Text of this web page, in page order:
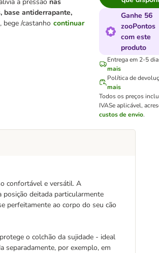
base antiderrapante,
bege /castanho continuar
Ganhe 56
zooPontos
com este
produto
Entrega em 2-5
mais
Política de
mais
Todos os preços
IVASe aplicável,
custos de envio.
confortável e versátil. A
posição deitada particularmente
perfeitamente ao corpo do seu cão
o colchão da sujidade - ideal
separadamente, por exemplo, em